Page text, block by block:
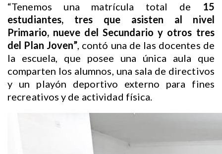
“Tenemos una matrícula total de 15
estudiantes, tres que asisten al nivel
Primario, nueve del Secundario y otros tres
del Plan Joven”, contó una de las docentes de
la escuela, que posee una única aula que
comparten los alumnos, una sala de directivos
y un playón deportivo externo para fines
recreativos y de actividad física.